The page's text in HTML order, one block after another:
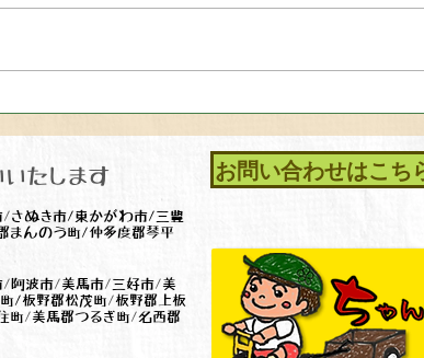
ゃんとクリーンサービス』に
たします
/さぬき市/東かがわ市/三豊
まんのう町/仲多度郡琴平
/阿波市/美馬市/三好市/美
/板野郡松茂町/板野郡上板
町/美馬郡つるぎ町/名西郡
お問い合わせはこち